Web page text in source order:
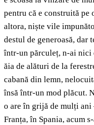
pentru că e construită pe
altora, niște vile
destul de generoasă,
într-un părculeț, n-ai nici
ăia de alături de la
cabană din lemn,
însă într-un mod plăcut.
o are în grijă de mulți
Franța, în Spania, acum